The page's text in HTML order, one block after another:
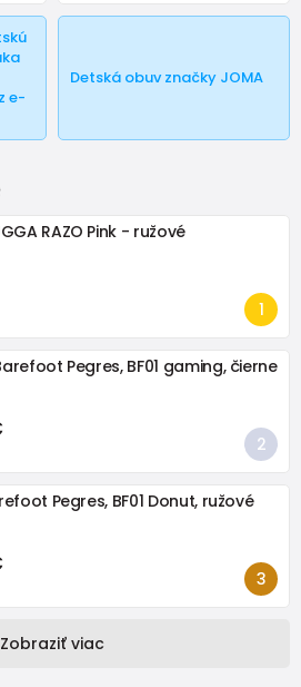
e-
Detská obuv značky JOMA
RAZO Pink - ružové
Pegres, BF01 gaming, čierne
Pegres, BF01 Donut, ružové
Zobraziť viac